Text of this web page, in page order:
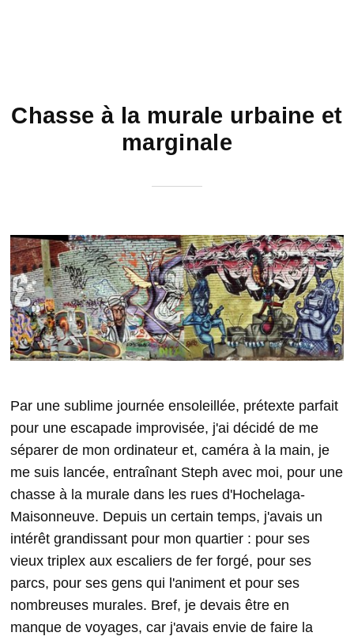
Chasse à la murale urbaine et
marginale
Par une sublime journée ensoleillée, prétexte parfait
pour une escapade improvisée, j'ai décidé de me
séparer de mon ordinateur et, caméra à la main, je
me suis lancée, entraînant Steph avec moi, pour une
chasse à la murale dans les rues d'Hochelaga-
Maisonneuve. Depuis un certain temps, j'avais un
intérêt grandissant pour mon quartier : pour ses
vieux triplex aux escaliers de fer forgé, pour ses
parcs, pour ses gens qui l'animent et pour ses
nombreuses murales. Bref, je devais être en
manque de voyages, car j'avais envie de faire la